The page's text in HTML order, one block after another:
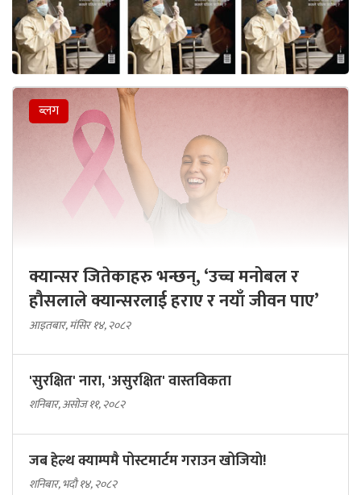
ब्लग
क्यान्सर जितेकाहरु भन्छन्, ‘उच्च मनोबल र
हौसलाले क्यान्सरलाई हराए र नयाँ जीवन पाए’
आइतबार, मंसिर १४, २०८२
'सुरक्षित' नारा, 'असुरक्षित' वास्तविकता
शनिबार, असोज ११, २०८२
जब हेल्थ क्याम्पमै पोस्टमार्टम गराउन खोजियो!
शनिबार, भदौ १४, २०८२